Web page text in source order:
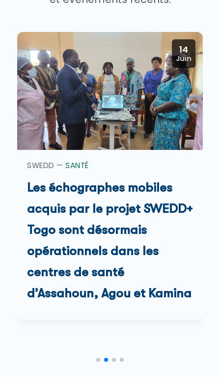
14
Juin
SWEDD — SANTÉ
Les échographes mobiles
acquis par le projet SWEDD+
Togo sont désormais
opérationnels dans les
centres de santé
d’Assahoun, Agou et Kamina